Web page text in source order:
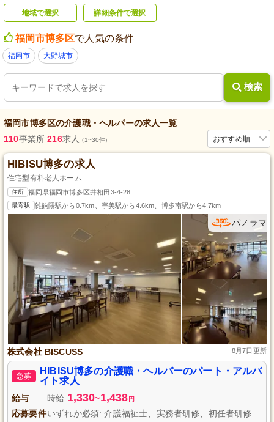
地域で選択 詳細条件で選択
福岡市博多区で人気の条件
福岡市 大野城市
検索
福岡市博多区の介護職・ヘルパーの求人一覧
おすすめ順
110事業所 216求人(1~30件)
HIBISU博多の求人
住宅型有料老人ホーム
住所 福岡県福岡市博多区井相田3-4-28
最寄駅 雑餉隈駅から0.7km、宇美駅から4.6km、博多南駅から4.7km
パノラマ
株式会社 BISCUSS 8月7日更新
急募
HIBISU博多の介護職・ヘルパーのパート・アルバ
イト求人
給与 時給 1,330~1,438 円
応募要件いずれか必須: 介護福祉士、実務者研修、初任者研修